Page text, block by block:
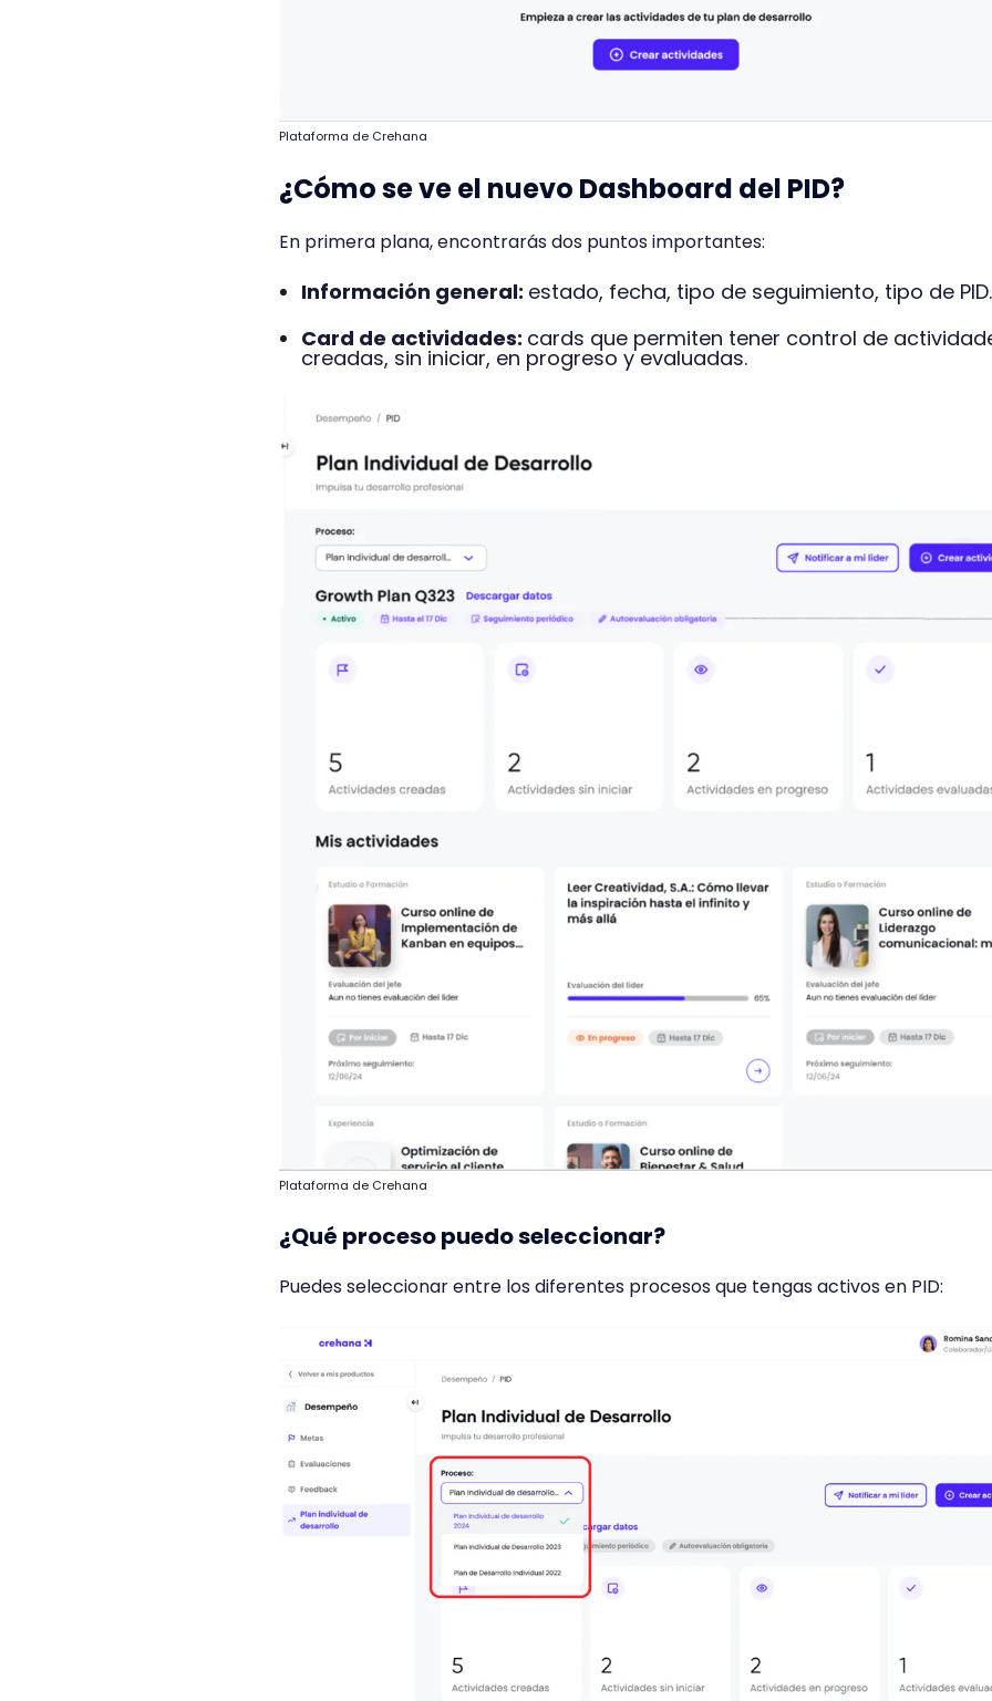
Plataforma de Crehana
¿Cómo se ve el nuevo Dashboard del PID?
En primera plana, encontrarás dos puntos importantes:
Información general: estado, fecha, tipo de seguimiento, tipo de PID.
Card de actividades: cards que permiten tener control de
creadas, sin iniciar, en progreso y evaluadas.
Plataforma de Crehana
¿Qué proceso puedo seleccionar?
Puedes seleccionar entre los diferentes procesos que tengas activos en PID: